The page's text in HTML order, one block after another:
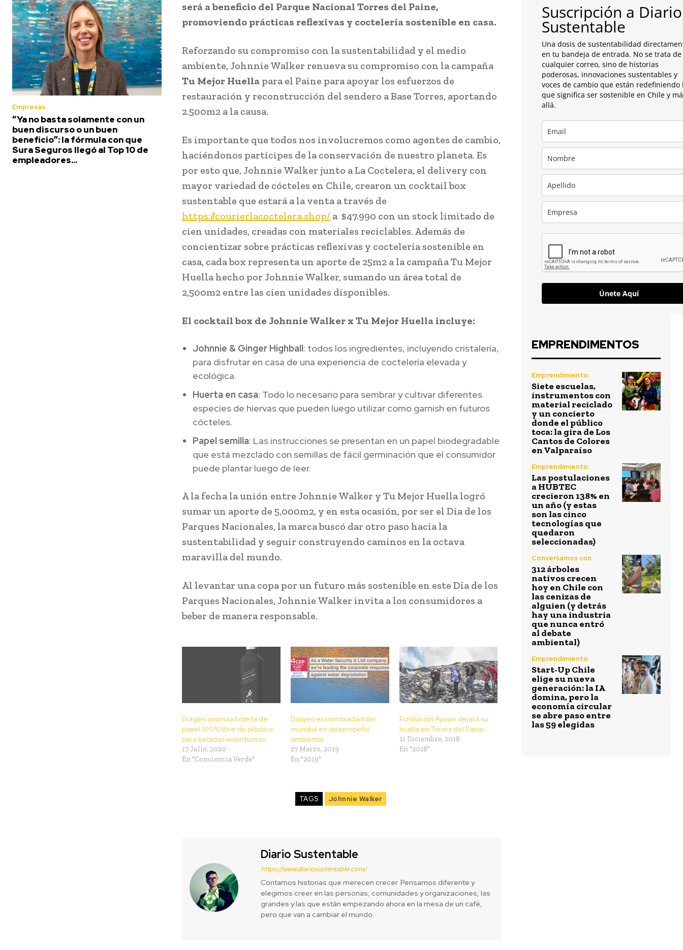
Empresas
“Ya no basta solamente con un
buen discurso o un buen
beneficio”: la fórmula con que
Sura Seguros llegó al Top 10 de
empleadores...
será a beneficio del Parque Nacional Torres del Paine,
promoviendo prácticas reflexivas y coctelería sostenible en casa.
Reforzando su compromiso con la sustentabilidad y el medio
ambiente, Johnnie Walker renueva su compromiso con la campaña
Tu Mejor Huella para el Paine para apoyar los esfuerzos de
restauración y reconstrucción del sendero a Base Torres, aportando
2.500m2 a la causa.
Es importante que todos nos involucremos como agentes de cambio,
haciéndonos partícipes de la conservación de nuestro planeta. Es
por esto que, Johnnie Walker junto a La Coctelera, el delivery con
mayor variedad de cócteles en Chile, crearon un cocktail box
sustentable que estará a la venta a través de
https://courierlacoctelera.shop/ a $47.990 con un stock limitado de
cien unidades, creadas con materiales reciclables. Además de
concientizar sobre prácticas reflexivas y coctelería sostenible en
casa, cada box representa un aporte de 25m2 a la campaña Tu Mejor
Huella hecho por Johnnie Walker, sumando un área total de
2,500m2 entre las cien unidades disponibles.
El cocktail box de Johnnie Walker x Tu Mejor Huella incluye:
Johnnie & Ginger Highball: todos los ingredientes, incluyendo cristalería,
para disfrutar en casa de una experiencia de coctelería elevada y
ecológica.
Huerta en casa: Todo lo necesario para sembrar y cultivar diferentes
especies de hiervas que pueden luego utilizar como garnish en futuros
cócteles.
Papel semilla: Las instrucciones se presentan en un papel biodegradable
que está mezclado con semillas de fácil germinación que el consumidor
puede plantar luego de leer.
A la fecha la unión entre Johnnie Walker y Tu Mejor Huella logró
sumar un aporte de 5,000m2, y en esta ocasión, por ser el Día de los
Parques Nacionales, la marca buscó dar otro paso hacia la
sustentabilidad y seguir construyendo caminos en la octava
maravilla del mundo.
Al levantar una copa por un futuro más sostenible en este Día de los
Parques Nacionales, Johnnie Walker invita a los consumidores a
beber de manera responsable.
Diageo anuncia botella de
papel 100% libre de plástico
para bebidas espirituosas
17 Julio, 2020
En "Conciencia Verde"
Diageo es nombrada líder
mundial en desempeño
ambiental
27 Marzo, 2019
En "2019"
Fundación Ayüwn dejará su
huella en Torres del Paine
11 Diciembre, 2018
En "2018"
TAGS Johnnie Walker
Diario Sustentable
https://www.diariosustentable.com/
Contamos historias que merecen crecer. Pensamos diferente y
elegimos creer en las personas, comunidades y organizaciones, las
grandes y las que están empezando ahora en la mesa de un café,
pero que van a cambiar el mundo.
Suscripción a Diario
Sustentable
Una dosis de sustentabilidad
en tu bandeja de entrada. No se trata de
cualquier correo, sino de historias
poderosas, innovaciones sustentables y
voces de cambio que están redefiniendo
que significa ser sostenible en Chile y
allá.
Únete Aquí
EMPRENDIMENTOS
Emprendimiento
Siete escuelas,
instrumentos con
material reciclado
y un concierto
donde el público
toca: la gira de Los
Cantos de Colores
en Valparaíso
Emprendimiento
Las postulaciones
a HUBTEC
crecieron 138% en
un año (y estas
son las cinco
tecnologías que
quedaron
seleccionadas)
Conversamos con
312 árboles
nativos crecen
hoy en Chile con
las cenizas de
alguien (y detrás
hay una industria
que nunca entró
al debate
ambiental)
Emprendimiento
Start-Up Chile
elige su nueva
generación: la IA
domina, pero la
economía circular
se abre paso entre
las 59 elegidas